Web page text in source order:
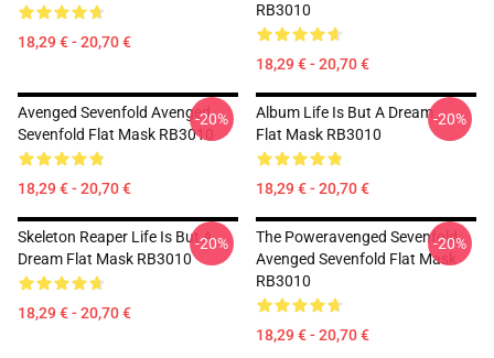
18,29 € - 20,70 €
RB3010
18,29 € - 20,70 €
Avenged Sevenfold Avenged
Sevenfold Flat Mask RB3010
18,29 € - 20,70 €
-20%
Album Life Is But A Dream ...
Flat Mask RB3010
18,29 € - 20,70 €
-20%
Skeleton Reaper Life Is But A
Dream Flat Mask RB3010
18,29 € - 20,70 €
-20%
The Poweravenged Sevenfold
Avenged Sevenfold Flat Mask
RB3010
18,29 € - 20,70 €
-20%